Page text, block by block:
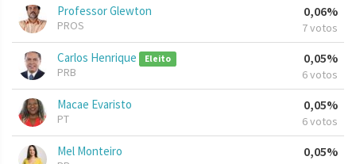
Professor Glewton
PROS
0,06%
7 votos
Carlos Henrique Eleito
PRB
0,05%
6 votos
Macae Evaristo
PT
0,05%
6 votos
Mel Monteiro 0,05%